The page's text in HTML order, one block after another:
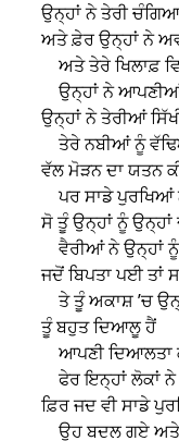
ਉਨ੍ਹਾਂ ਨੇ ਤੇਰੀ
ਅਤੇ ਫ਼ੇਰ ਉਨ੍ਹਾਂ ਨੇ
ਅਤੇ ਤੇਰੇ ਖਿਲਾਫ਼
ਉਨ੍ਹਾਂ ਨੇ ਆਪਣੀਆਂ
ਉਨ੍ਹਾਂ ਨੇ ਤੇਰੀਆਂ
ਤੇਰੇ ਨਬੀਆਂ ਨੂੰ
ਵੱਲ ਮੋੜਨ ਦਾ ਯਤਨ
ਪਰ ਸਾਡੇ ਪੁਰਖਿਆਂ
ਸੋ ਤੂੰ ਉਨ੍ਹਾਂ ਨੂੰ ਉਨ੍ਹਾਂ
ਵੈਰੀਆਂ ਨੇ ਉਨ੍ਹਾਂ
ਜਦੋਂ ਬਿਪਤਾ ਪਈ ਤਾਂ
ਤੇ ਤੂੰ ਅਕਾਸ਼ ’ਚ
ਤੂੰ ਬਹੁਤ ਦਿਆਲੂ ਹੈਂ
ਆਪਣੀ ਦਿਆਲਤਾ
ਫੇਰ ਇਨ੍ਹਾਂ ਲੋਕਾਂ
ਫ਼ਿਰ ਜਦ ਵੀ ਸਾਡੇ
ਉਹ ਬਦਲ ਗਏ ਅਤੇ